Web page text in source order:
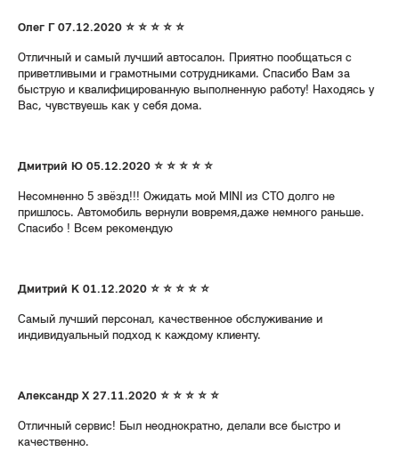
Олег Г 07.12.2020 ⭐ ⭐ ⭐ ⭐ ⭐
Отличный и самый лучший автосалон. Приятно пообщаться с
приветливыми и грамотными сотрудниками. Спасибо Вам за
быструю и квалифицированную выполненную работу! Находясь у
Вас, чувствуешь как у себя дома.
Дмитрий Ю 05.12.2020 ⭐ ⭐ ⭐ ⭐ ⭐
Несомненно 5 звёзд!!! Ожидать мой MINI из СТО долго не
пришлось. Автомобиль вернули вовремя,даже немного раньше.
Спасибо ! Всем рекомендую
Дмитрий К 01.12.2020 ⭐ ⭐ ⭐ ⭐ ⭐
Самый лучший персонал, качественное обслуживание и
индивидуальный подход к каждому клиенту.
Александр Х 27.11.2020 ⭐ ⭐ ⭐ ⭐ ⭐
Отличный сервис! Был неоднократно, делали все быстро и
качественно.